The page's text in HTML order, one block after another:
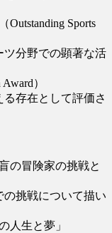
Sports
分野での顕著な活
）
存在として評価さ
の冒険家の挑戦と
挑戦について描い
人生と夢」